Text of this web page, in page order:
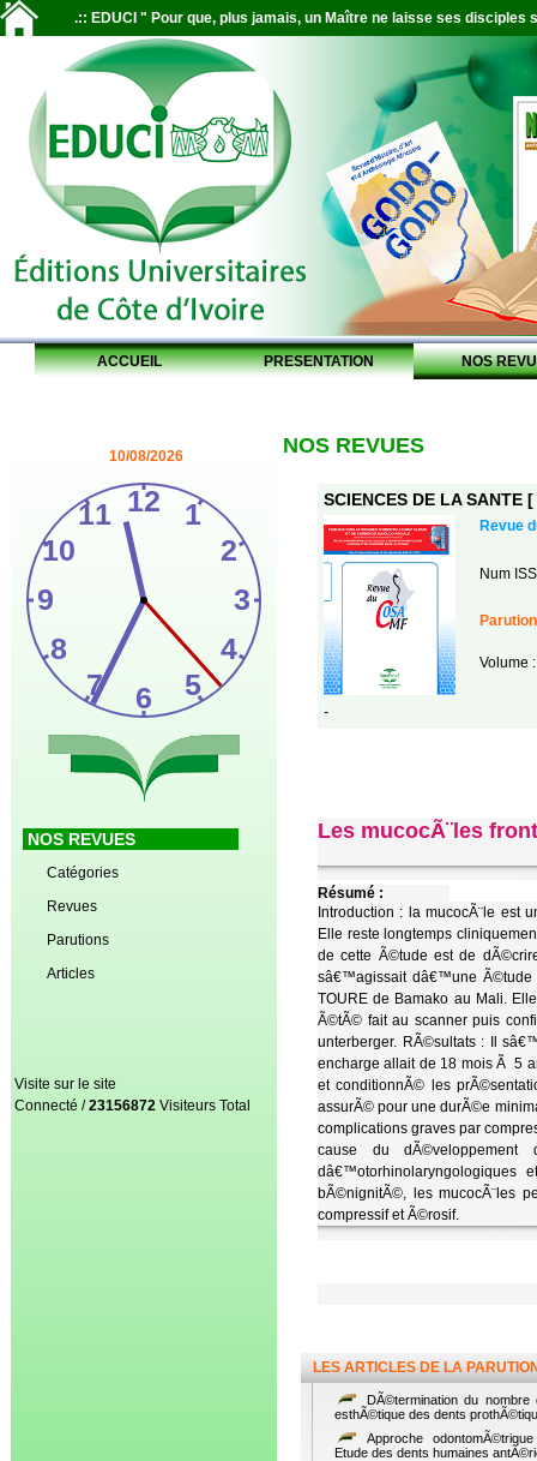
.:: EDUCI " Pour que, plus jamais, un Maître ne laisse ses disciples
ACCUEIL PRESENTATION NOS
10/08/2026
NOS REVUES
Catégories
Revues
Parutions
Articles
Visite sur le site
Connecté /23156872Visiteurs Total
NOS REVUES
SCIENCES DE LA SANTE
Revue
Num
Volume
-
Les mucocÃ¨les
Résumé :
Introduction : la mucocÃ¨le
Elle reste longtemps
de cette Ã©tude est de
sâ€™agissait dâ€™une
TOURE de Bamako au Mali.
Ã©tÃ© fait au scanner puis
unterberger. RÃ©sultats : Il
encharge allait de 18 mois Ã 5
et conditionnÃ© les
assurÃ© pour une durÃ©e
complications graves par
cause du
dâ€™otorhinolaryngologiques
bÃ©nignitÃ©, les mucocÃ¨les
compressif et Ã©rosif.
LES ARTICLES DE LA
DÃ©termination du
esthÃ©tique des dents
Approche
Etude des dents humaines